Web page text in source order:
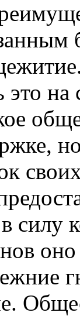
это
силу
оно